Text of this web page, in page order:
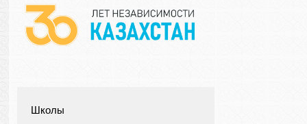
Школы